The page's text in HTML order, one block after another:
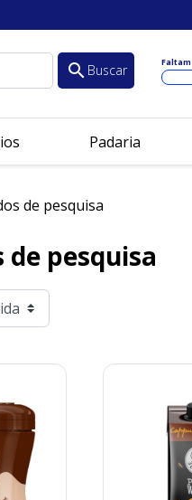
search Buscar Faltam
Padaria
de pesquisa
de pesquisa